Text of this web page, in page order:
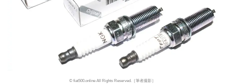
© fiat500.online All Rights Reserved.［筆者撮影］